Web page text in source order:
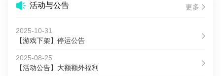
活动与公告 更多
2025-10-31
【游戏下架】停运公告
2025-08-25
【活动公告】大额额外福利